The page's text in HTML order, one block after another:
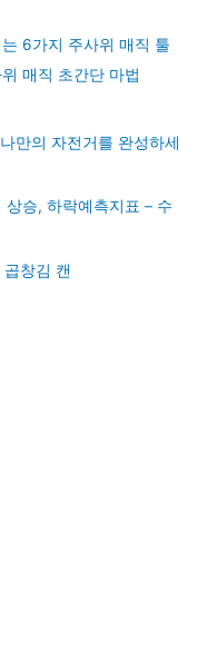
6가지 주사위 매직 툴
매직 초간단 마법
만의 자전거를 완성하세
승, 하락예측지표 – 수
창김 캔